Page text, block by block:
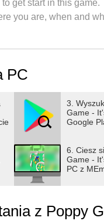
get start in this game.
you are, when and
boss and push
game!
PC
3.
Game -
Google
6. Ciesz
Game -
PC z
z Poppy